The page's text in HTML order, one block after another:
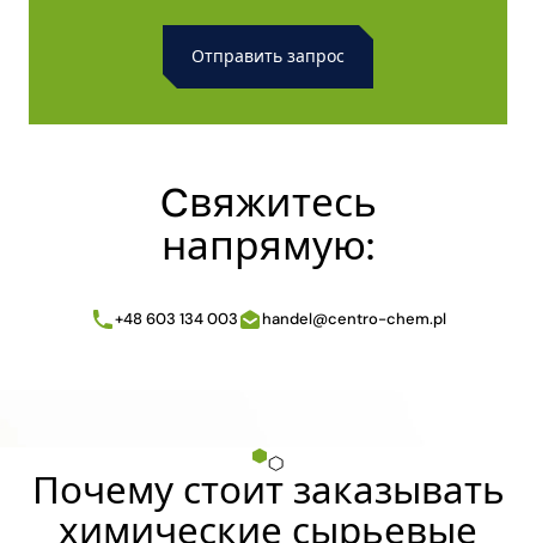
Cвяжитесь
напрямую:
+48 603 134 003 handel@centro-chem.pl
Почему стоит заказывать
химические сырьевые